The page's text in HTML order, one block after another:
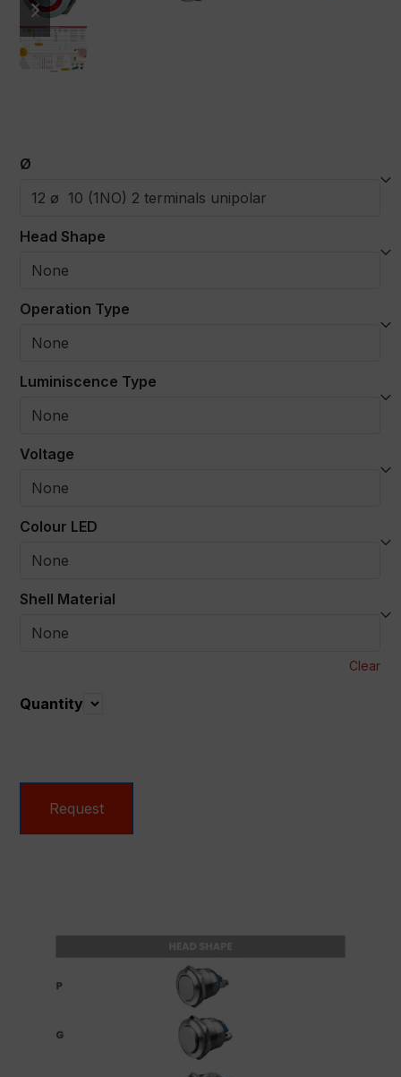
slide
slide
Ø
Head Shape
Operation Type
Luminiscence Type
Voltage
Colour LED
Shell Material
Clear
Quantity Quantity
Request